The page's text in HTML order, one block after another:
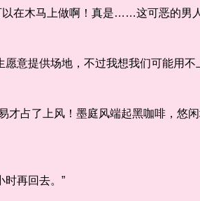
木马上做啊！真是……这可恶的男人
意提供场地，不过我想我们可能用不
占了上风！墨庭风端起黑咖啡，悠
再回去。”